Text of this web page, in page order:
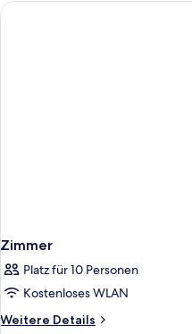
Zimmer
Platz für 10 Personen
Kostenloses WLAN
Weitere Details
Weitere